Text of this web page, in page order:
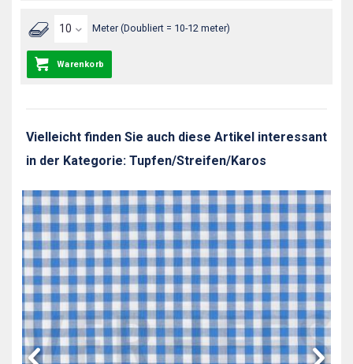
Meter (Doubliert = 10-12 meter)
Warenkorb
Vielleicht finden Sie auch diese Artikel interessant
in der Kategorie: Tupfen/Streifen/Karos